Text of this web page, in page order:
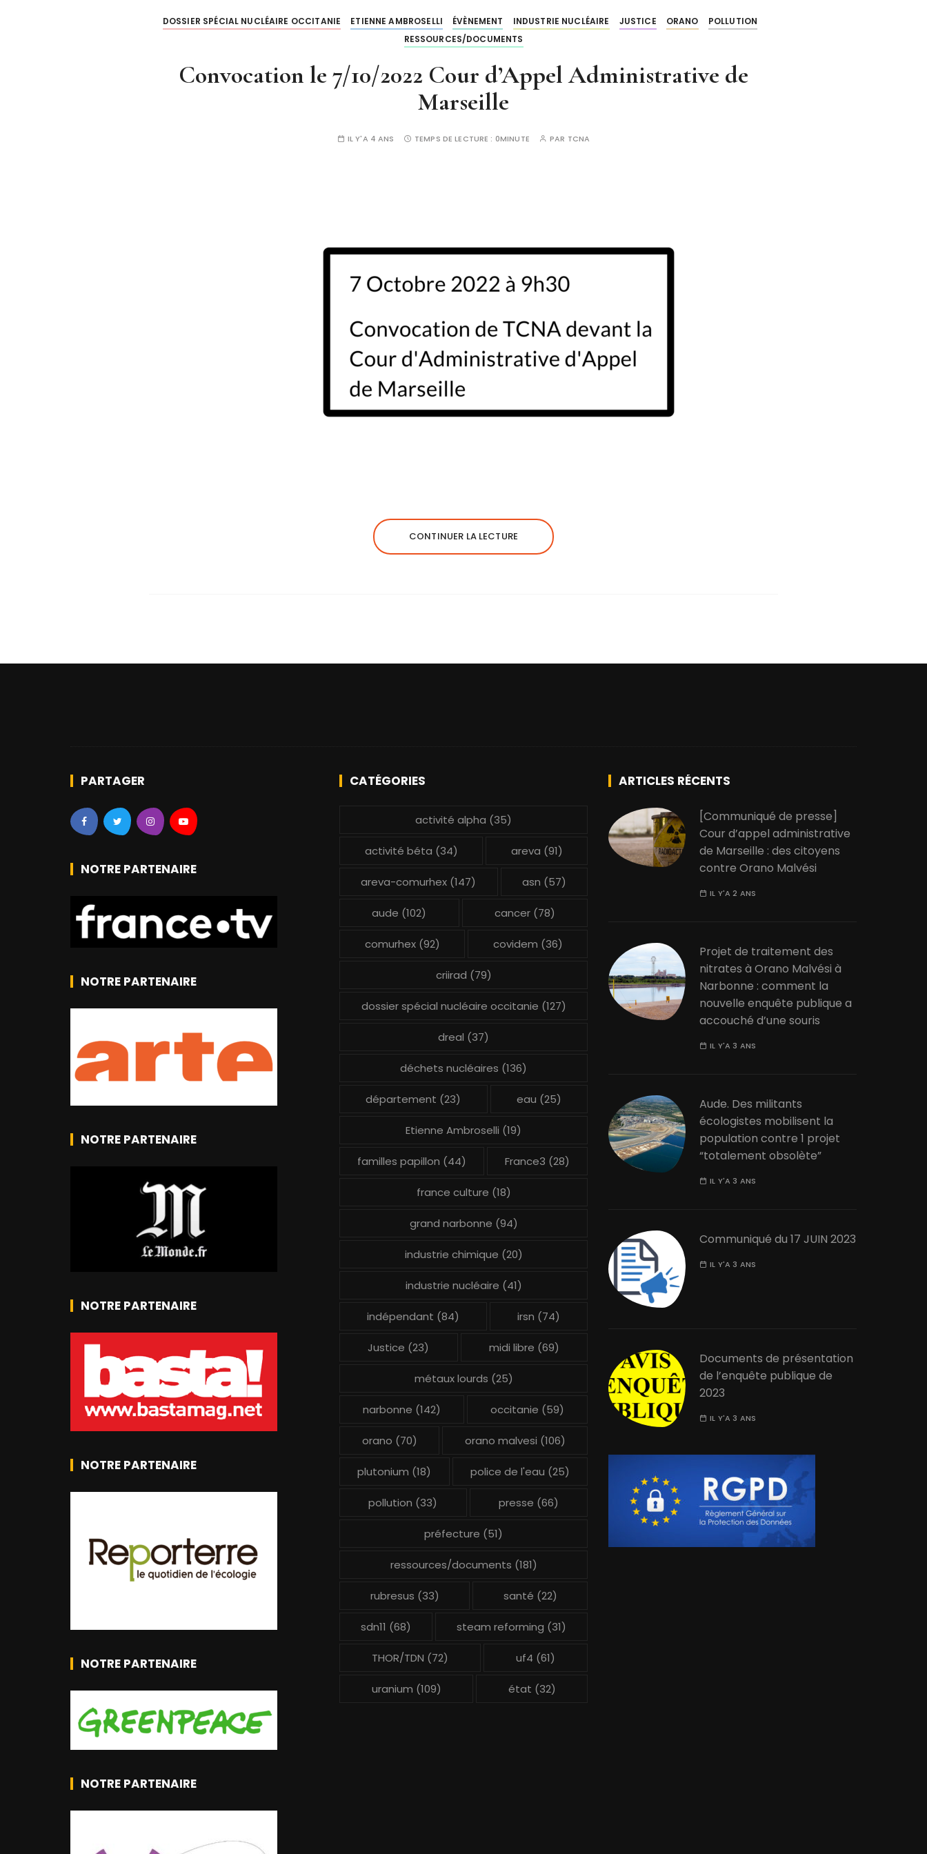
DOSSIER SPÉCIAL NUCLÉAIRE OCCITANIE ETIENNE AMBROSELLI ÉVÈNEMENT INDUSTRIE NUCLÉAIRE JUSTICE ORANO
POLLUTION
RESSOURCES/DOCUMENTS
Convocation le 7/10/2022 Cour d’Appel Administrative de
Marseille
IL Y'A 4 ANS TEMPS DE LECTURE : 0MINUTE PAR TCNA
CONTINUER LA LECTURE
PARTAGER
NOTRE PARTENAIRE
NOTRE PARTENAIRE
NOTRE PARTENAIRE
NOTRE PARTENAIRE
NOTRE PARTENAIRE
NOTRE PARTENAIRE
NOTRE PARTENAIRE
CATÉGORIES
activité alpha (35)
activité béta (34) areva (91)
areva-comurhex (147) asn (57)
aude (102) cancer(78)
comurhex(92) covidem (36)
criirad (79)
dossier spécial nucléaire occitanie (127)
dreal (37)
déchets nucléaires (136)
département (23) eau (25)
Etienne Ambroselli (19)
familles papillon (44) France3 (28)
france culture (18)
grand narbonne (94)
industrie chimique (20)
industrie nucléaire (41)
indépendant (84) irsn (74)
Justice (23) midi libre (69)
métaux lourds (25)
narbonne (142) occitanie (59)
orano (70) orano malvesi (106)
plutonium (18) police de l'eau (25)
pollution (33) presse (66)
préfecture (51)
ressources/documents (181)
rubresus (33) santé (22)
sdn11 (68) steam reforming (31)
THOR/TDN (72) uf4 (61)
uranium (109) état (32)
ARTICLES RÉCENTS
[Communiqué de presse]
Cour d’appel administrative
de Marseille : des citoyens
contre Orano Malvési
IL Y'A 2 ANS
Projet de traitement des
nitrates à Orano Malvési à
Narbonne : comment la
nouvelle enquête publique a
accouché d’une souris
IL Y'A 3 ANS
Aude. Des militants
écologistes mobilisent la
population contre 1 projet
“totalement obsolète”
IL Y'A 3 ANS
Communiqué du 17 JUIN 2023
IL Y'A 3 ANS
Documents de présentation
de l’enquête publique de
2023
IL Y'A 3 ANS